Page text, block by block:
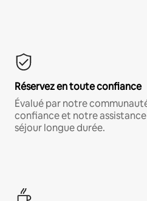
Réservez en toute confiance
Évalué par notre
confiance et notre
séjour longue durée.